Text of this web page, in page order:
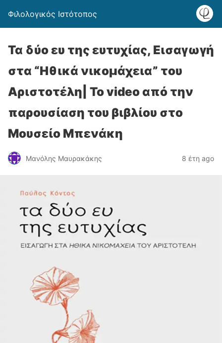
Φιλολογικός Ιστότοπος
Τα δύο ευ της ευτυχίας, Εισαγωγή
στα “Ηθικά νικομάχεια” του
Αριστοτέλη| Το video από την
παρουσίαση του βιβλίου στο
Μουσείο Μπενάκη
Μανόλης Μαυρακάκης 8 έτη ago